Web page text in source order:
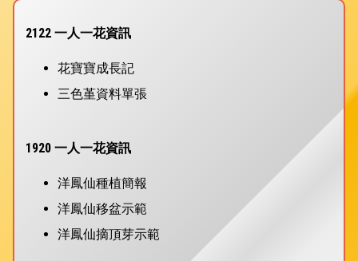
2122 一人一花資訊
花寶寶成長記
三色堇資料單張
1920 一人一花資訊
洋鳳仙種植簡報
洋鳳仙移盆示範
洋鳳仙摘頂芽示範